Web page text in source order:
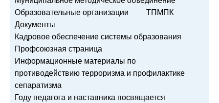
Образовательные организации
ТПМПК
Документы
Кадровое обеспечение системы образования
Профсоюзная страница
Информационные материалы по
противодействию терроризма и профилактике
сепаратизма
Году педагога и наставника посвящается